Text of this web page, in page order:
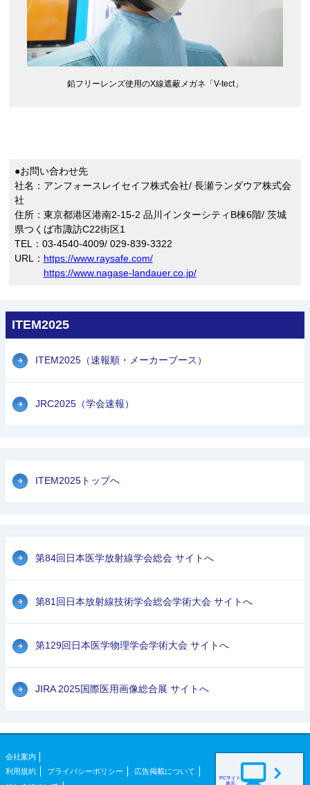
鉛フリーレンズ使用のX線遮蔽メガネ「V-tect」
●お問い合わせ先
社名：アンフォースレイセイフ株式会社/ 長瀬ランダウア株式会
社
住所：東京都港区港南2-15-2 品川インターシティB棟6階/ 茨城
県つくば市諏訪C22街区1
TEL：03-4540-4009/ 029-839-3322
URL： https://www.raysafe.com/
https://www.nagase-landauer.co.jp/
ITEM2025
ITEM2025（速報順・メーカーブース）
JRC2025（学会速報）
ITEM2025トップへ
第84回日本医学放射線学会総会 サイトへ
第81回日本放射線技術学会総会学術大会 サイトへ
第129回日本医学物理学会学術大会 サイトへ
JIRA 2025国際医用画像総合展 サイトへ
会社案内
利用規約
プライバシーポリシー
広告掲載について
PCサイト
表示